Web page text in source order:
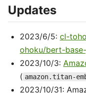
Updates
2023/6/5: cl-
ohoku/bert-
2023/10/3:
( amazon.titan-
2023/10/31: